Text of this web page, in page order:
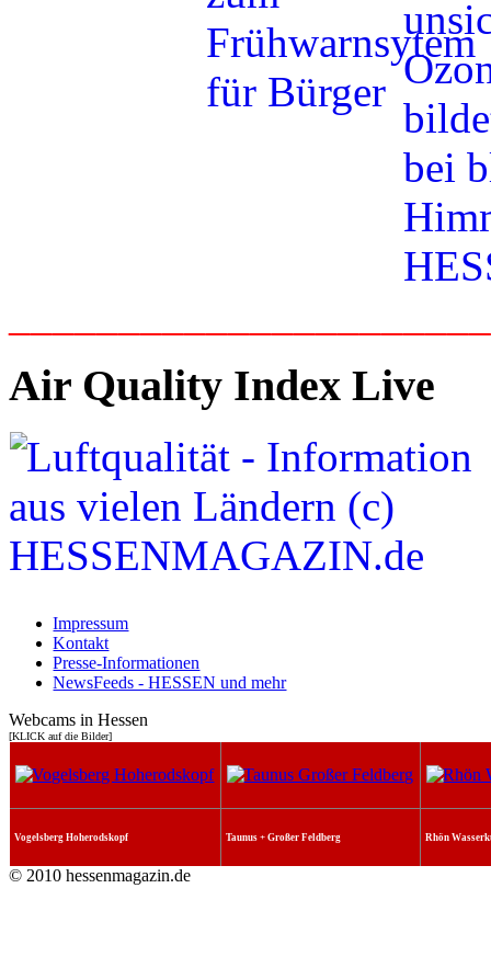
Air Quality Index Live
Impressum
Kontakt
Presse-Informationen
NewsFeeds - HESSEN und mehr
Webcams in Hessen
[KLICK auf die Bilder]
Vogelsberg Hoherodskopf Taunus + Großer Feldberg Rhön
© 2010 hessenmagazin.de